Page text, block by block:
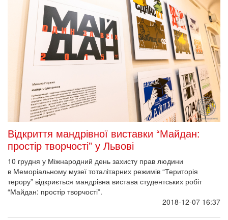
Відкриття мандрівної виставки “Майдан:
простір творчості” у Львові
10 грудня у Міжнародний день захисту прав людини
в Меморіальному музеї тоталітарних режимів “Територія
терору” відкриється мандрівна вистава студентських робіт
“Майдан: простір творчості”.
2018-12-07 16:37